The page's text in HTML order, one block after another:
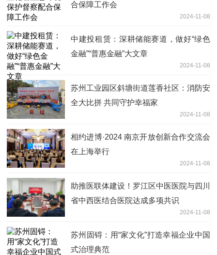
合保障工作会
2024-11-08
中建投租赁：深耕储能赛道，做好“绿色
金融”“普惠金融”大文章
2024-11-08
苏州工业园区斜塘街道莲香社区：消防安
全大比拼 共同守护幸福家
2024-11-08
相约进博·2024 南京开放创新合作交流会
在上海举行
2024-11-08
助推医联体建设！罗江区中医医院与四川
省中西医结合医院达成多项共识
2024-11-08
苏州固锝：用“家文化”打造幸福企业中国
式治理典范